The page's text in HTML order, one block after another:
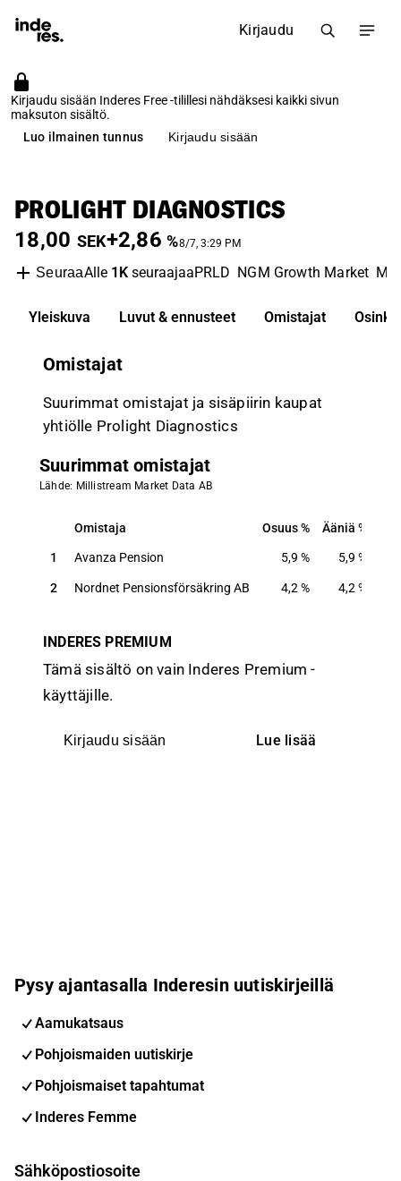
Kirjaudu
Kirjaudu sisään Inderes Free -tilillesi nähdäksesi kaikki sivun
maksuton sisältö.
Luo ilmainen tunnus
Kirjaudu sisään
PROLIGHT DIAGNOSTICS
18,00 SEK+2,86 %8/7, 3:29 PM
SeuraaAlle 1KseuraajaaPRLD NGM Growth Market
Yleiskuva Luvut & ennusteet Omistajat Osinko
Omistajat
Suurimmat omistajat ja sisäpiirin kaupat
yhtiölle Prolight Diagnostics
Suurimmat omistajat
Lähde: Millistream Market Data AB
Omistaja Osuus Ääniä
Omistaja Osuus Ääniä
1 Avanza Pension 5,9 % 5,9 %
2 Nordnet Pensionsförsäkring AB 4,2 % 4,2 %
INDERES PREMIUM
Tämä sisältö on vain Inderes Premium -
käyttäjille.
Kirjaudu sisään Lue lisää
Pysy ajantasalla Inderesin uutiskirjeillä
Aamukatsaus
Pohjoismaiden uutiskirje
Pohjoismaiset tapahtumat
Inderes Femme
Sähköpostiosoite